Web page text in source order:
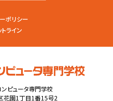
ポリシー
ライン
ピュータ専門学校
花園1丁目1番15号2